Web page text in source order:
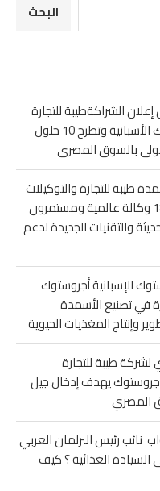
البحث
الشراكةطيبة للتجارة
والتوكيلات تطلق شراكتها مع أجروستوك الأسبانية وتطرح 10 حلول
بالسوق المصرى
طيبة للتجارة والتوكيلات
قطاع الأسمدة في طيبة يضم أكثر من 18 وكالة عالمية ومستمرون
والتقنيات الجديدة لدعم
الإسبانية أجروستوك
38 من الخبرة في تصنيع الأسمدة
طيبة للتجارة
أجروستوك يهدف إدخال جيل
المصري
رئيس البرلمان العربي
الغذائية ؟ كيف